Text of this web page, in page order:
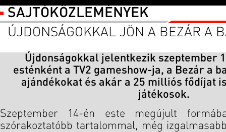
SAJTÓKÖZLEMÉNYEK
ÚJDONSÁGOKKAL JÖN A BEZÁR A
Újdonságokkal jelentkezik szeptember
esténként a TV2 gameshow-ja, a Bezár a
ajándékokat és akár a 25 milliós fődíjat
játékosok.
Szeptember 14-én este megújult
szórakoztatóbb tartalommal, még